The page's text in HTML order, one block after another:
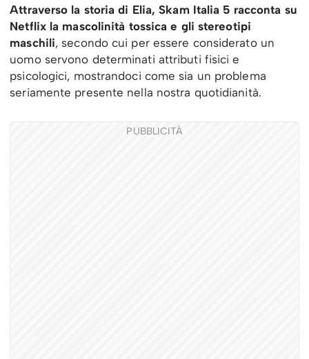
Attraverso la storia di Elia, Skam Italia 5 racconta su
Netflix la mascolinità tossica e gli stereotipi
maschili, secondo cui per essere considerato un
uomo servono determinati attributi fisici e
psicologici, mostrandoci come sia un problema
seriamente presente nella nostra quotidianità.
PUBBLICITÀ